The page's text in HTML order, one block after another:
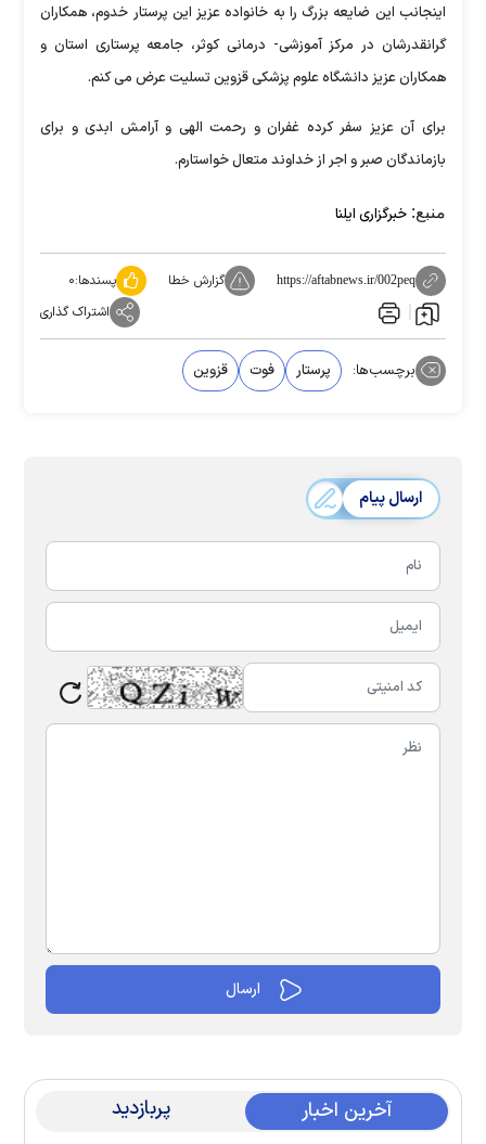
اینجانب این ضایعه بزرگ را به خانواده عزیز این پرستار خدوم، همکاران
گرانقدرشان در مرکز آموزشی- درمانی کوثر، جامعه پرستاری استان و
همکاران عزیز دانشگاه علوم پزشکی قزوین تسلیت عرض می کنم.
برای آن عزیز سفر کرده غفران و رحمت الهی و آرامش ابدی و برای
بازماندگان صبر و اجر از خداوند متعال خواستارم.
منبع: خبرگزاری ایلنا
https://aftabnews.ir/002peq گزارش خطا پسندها:۰
اشتراک گذاری
برچسب‌ها: پرستار فوت قزوین
ارسال پیام
آخرین اخبار پربازدید